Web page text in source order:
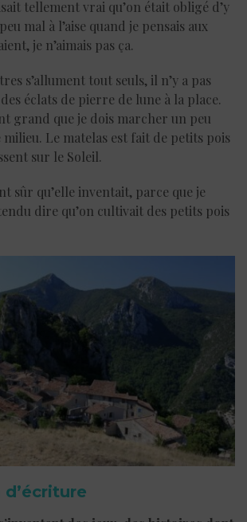
tellement vrai qu’on était obligé d’y
mal à l’aise quand je pensais aux
je n’aimais pas ça.
s’allument tout seuls, il n’y a pas
éclats de pierre de lune à la place.
grand que je dois marcher un peu
Le matelas est fait de petits pois
sur le Soleil.
sûr qu’elle inventait, parce que je
dire qu’on cultivait des petits pois